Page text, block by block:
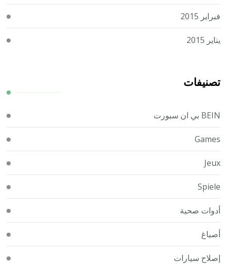
فبراير 2015
يناير 2015
تصنيفات
BEIN بي ان سبورت
Games
Jeux
Spiele
أدوات صحية
أصباغ
إصلاح سيارات